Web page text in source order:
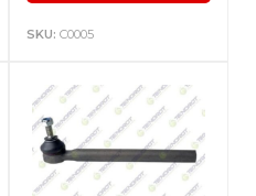
SKU: C0005